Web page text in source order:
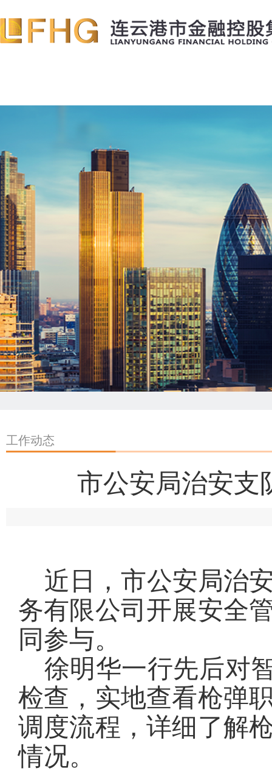
工作动态
市公安局治安支
近日，市公安局治
务有限公司开展安全
同参与。
徐明华一行先后对
检查， 实地查看枪弹
调度流程，详细了解
情况。